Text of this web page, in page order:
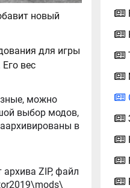
новый
для игры
вес
в
ZIP, файл